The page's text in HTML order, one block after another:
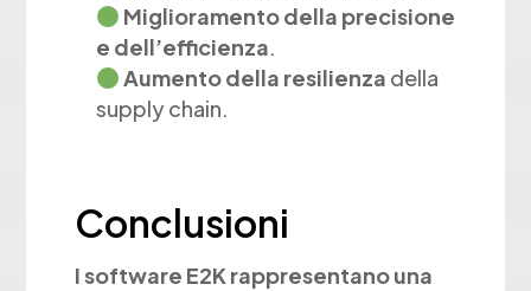
Miglioramento della precisione
e dell’efficienza.
Aumento della resilienza della
supply chain.
Conclusioni
I software E2K rappresentano una